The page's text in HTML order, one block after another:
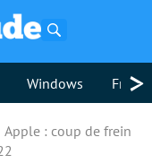
Windows >
Apple : coup de frein